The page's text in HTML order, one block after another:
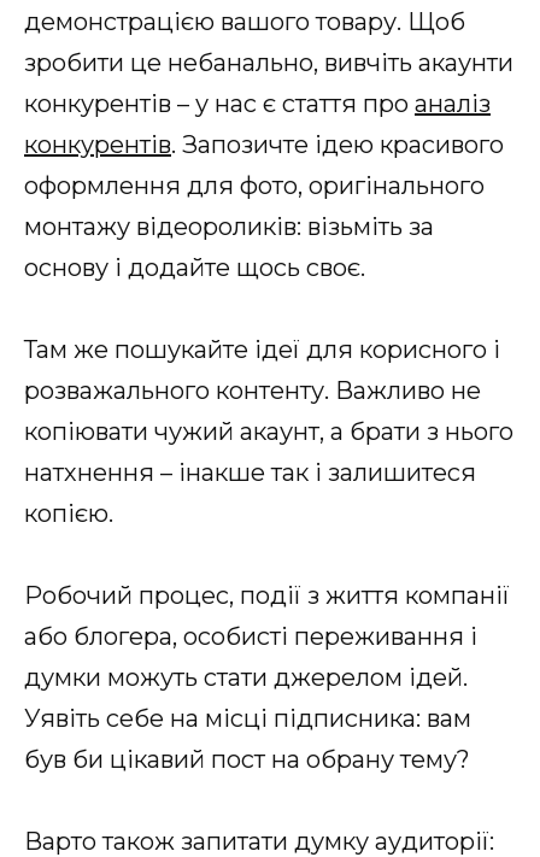
демонстрацією вашого товару. Щоб
зробити це небанально, вивчіть акаунти
конкурентів – у нас є стаття про аналіз
конкурентів. Запозичте ідею красивого
оформлення для фото, оригінального
монтажу відеороликів: візьміть за
основу і додайте щось своє.
Там же пошукайте ідеї для корисного і
розважального контенту. Важливо не
копіювати чужий акаунт, а брати з нього
натхнення – інакше так і залишитеся
копією.
Робочий процес, події з життя компанії
або блогера, особисті переживання і
думки можуть стати джерелом ідей.
Уявіть себе на місці підписника: вам
був би цікавий пост на обрану тему?
Варто також запитати думку аудиторії: